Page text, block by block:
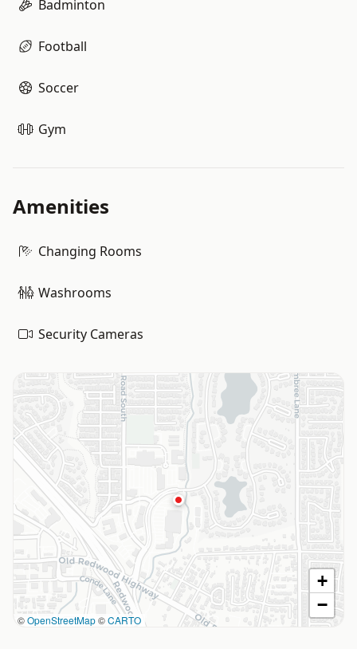
Badminton
Football
Soccer
Gym
Amenities
Changing Rooms
Washrooms
Security Cameras
©OpenStreetMap©CARTO
+
−